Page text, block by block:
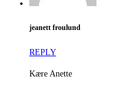
jeanett froulund
REPLY
Kære Anette